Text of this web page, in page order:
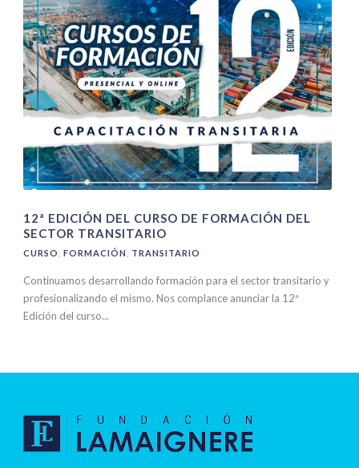
12ª EDICIÓN DEL CURSO DE FORMACIÓN DEL
SECTOR TRANSITARIO
CURSO FORMACIÓN TRANSITARIO
Continuamos desarrollando formación para el sector transitario y
profesionalizando el mismo. Nos complance anunciar la 12ª
Edición del curso...